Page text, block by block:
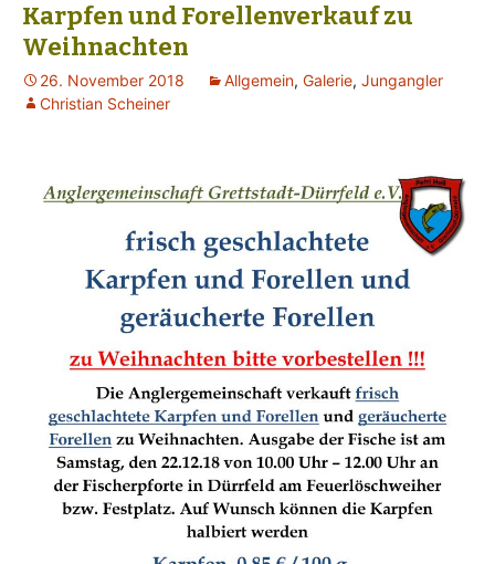
Karpfen und Forellenverkauf zu
Weihnachten
26. November 2018 Allgemein, Galerie, Jungangler
Christian Scheiner